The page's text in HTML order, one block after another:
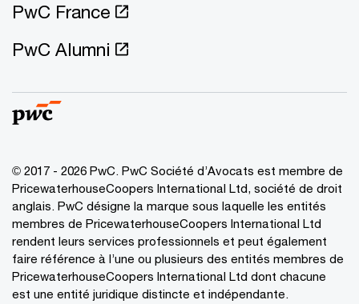
PwC France
PwC Alumni
© 2017 - 2026 PwC. PwC Société d’Avocats est membre de
PricewaterhouseCoopers International Ltd, société de droit
anglais. PwC désigne la marque sous laquelle les entités
membres de PricewaterhouseCoopers International Ltd
rendent leurs services professionnels et peut également
faire référence à l’une ou plusieurs des entités membres de
PricewaterhouseCoopers International Ltd dont chacune
est une entité juridique distincte et indépendante.